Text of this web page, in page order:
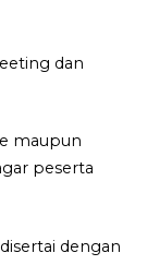
dan
maupun
peserta
dengan